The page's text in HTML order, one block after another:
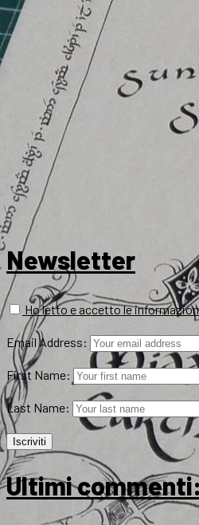
Newsletter
Ho letto e accetto le
Email Address:
First Name:
Last Name:
Ultimi